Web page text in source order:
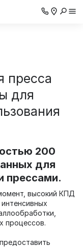
пресса
для
200
для
прессами.
высокий КПД
процессов.